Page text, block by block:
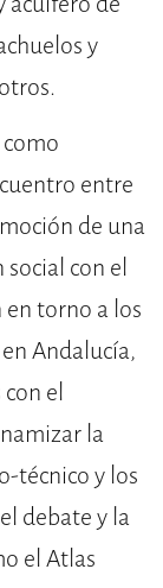
y
entre
de una
con el
torno a los
Andalucía,
el
la
técnico y los
debate y la
el Atlas